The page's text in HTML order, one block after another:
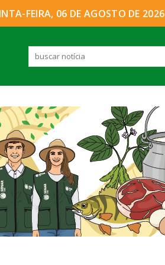
FEIRA, 06 DE AGOSTO DE 2026